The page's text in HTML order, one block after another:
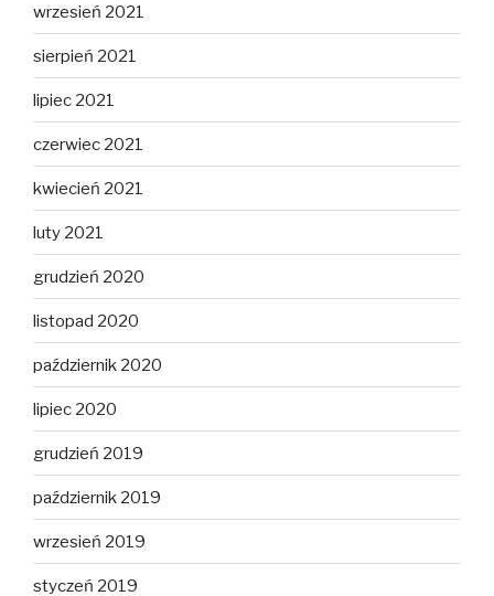
wrzesień 2021
sierpień 2021
lipiec 2021
czerwiec 2021
kwiecień 2021
luty 2021
grudzień 2020
listopad 2020
październik 2020
lipiec 2020
grudzień 2019
październik 2019
wrzesień 2019
styczeń 2019